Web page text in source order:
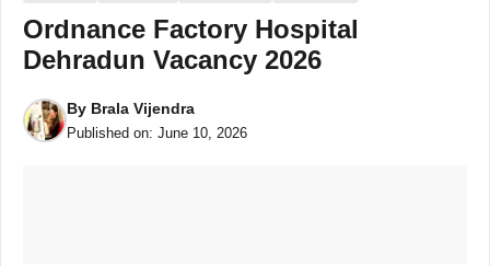
Ordnance Factory Hospital
Dehradun Vacancy 2026
By Brala Vijendra
Published on: June 10, 2026